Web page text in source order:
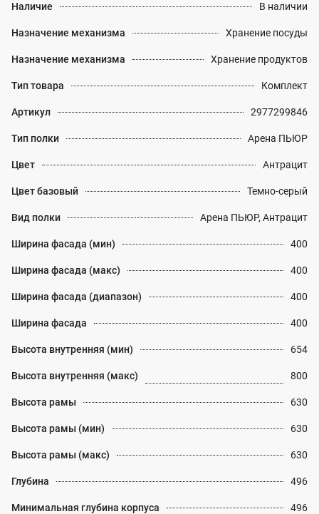
Наличие В наличии
Назначение механизма Хранение посуды
Назначение механизма Хранение продуктов
Тип товара Комплект
Артикул 2977299846
Тип полки Арена ПЬЮР
Цвет Антрацит
Цвет базовый Темно-серый
Вид полки Арена ПЬЮР, Антрацит
Ширина фасада (мин) 400
Ширина фасада (макс) 400
Ширина фасада (диапазон) 400
Ширина фасада 400
Высота внутренняя (мин) 654
Высота внутренняя (макс) 800
Высота рамы 630
Высота рамы (мин) 630
Высота рамы (макс) 630
Глубина 496
Минимальная глубина корпуса 496